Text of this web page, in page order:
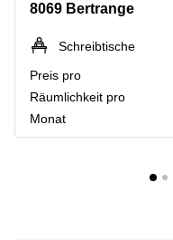
8069 Bertrange
Schreibtische
Preis pro
Räumlichkeit pro
Monat